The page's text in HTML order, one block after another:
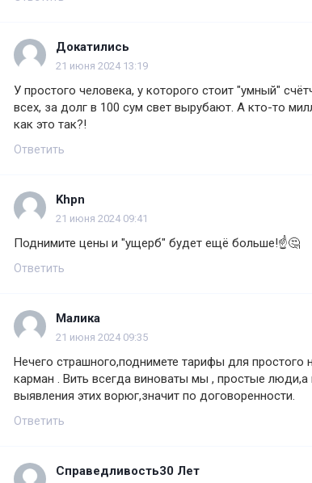
Докатились
21 июня 2024 13:19
У простого человека, у которого стоит "умный"
всех, за долг в 100 сум свет вырубают. А кто-то
как это так?!
Ответить
Khpn
21 июня 2024 09:41
Поднимите цены и "ущерб" будет ещё больше!☝️🤔
Ответить
Малика
21 июня 2024 09:35
Нечего страшного,поднимете тарифы для простого
карман . Вить всегда виноваты мы , простые
выявления этих ворюг,значит по договоренности.
Ответить
Справедливость30 Лет